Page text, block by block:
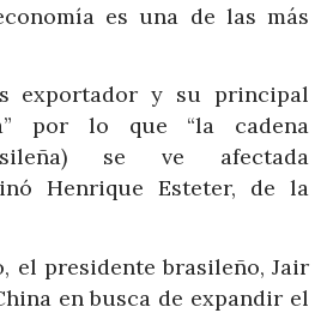
es una de las más
exportador y su principal
por lo que “la cadena
se ve afectada
Henrique Esteter, de la
el presidente brasileño, Jair
en busca de expandir el